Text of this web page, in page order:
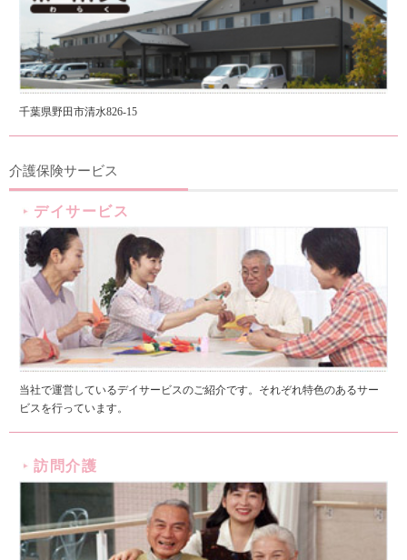
千葉県野田市清水826-15
介護保険サービス
デイサービス
当社で運営しているデイサービスのご紹介です。それぞれ特色のあるサー
ビスを行っています。
訪問介護